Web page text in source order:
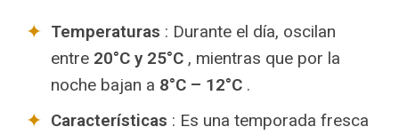
Temperaturas : Durante el día, oscilan
entre 20°C y 25°C , mientras que por la
noche bajan a 8°C – 12°C .
Características : Es una temporada fresca